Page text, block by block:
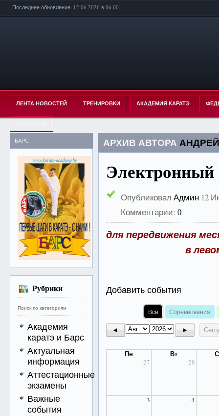
Последнее обновление: 12.06.2026 в 06:00
ЛЕНТА НОВОСТЕЙ ТРЕНИРОВКИ АКАДЕМИЯ КАРАТЭ
БАРС
Рубрики
Поиск по категориям
Академия
каратэ и Барс
Актуальная
информация
Аттестационные
экзамены
Важные
события
АРХИВ АВТОРА
Электронный
Опубликовал Админ12
Комментарии: 0
для передвижения
в
Добавить события
Всё Соревнования
◄ ►
Пн Вт
27 28
3 4